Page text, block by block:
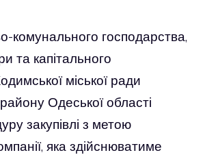
комунального господарства,
та капітального
міської ради
Одеської області
закупівлі з метою
яка здійснюватиме